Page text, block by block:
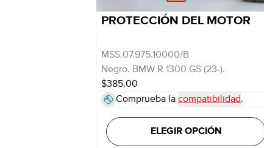
PROTECCIÓN DEL MOTOR
MSS.07.975.10000/B
Negro. BMW R 1300 GS (23-).
$385.00
Comprueba la compatibilidad.
ELEGIR OPCIÓN